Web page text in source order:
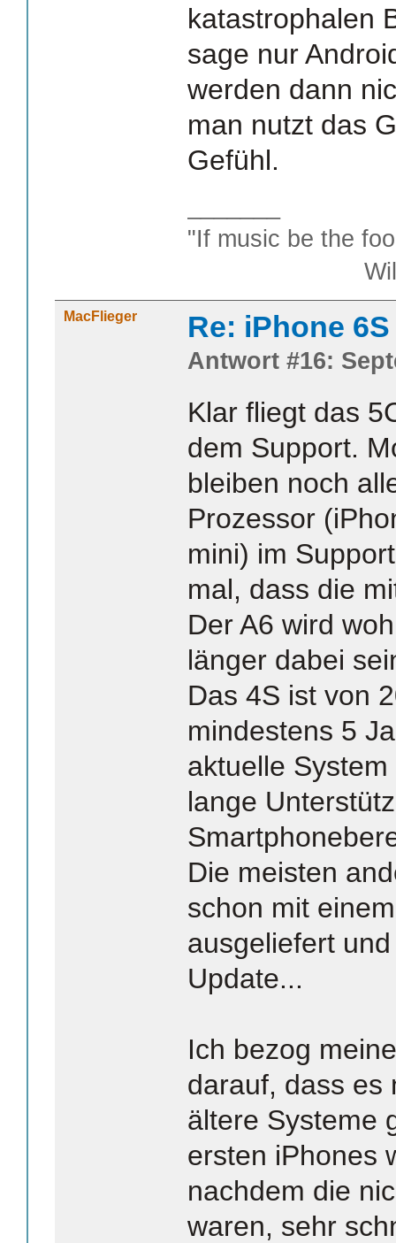
katastrophalen
sage nur
werden dann
man nutzt das
Gefühl.
"If music be the
William
MacFlieger Re: iPhone
Antwort #16:
Klar fliegt das
dem Support.
bleiben noch
Prozessor
mini) im
mal, dass die
Der A6 wird
länger dabei
Das 4S ist von
mindestens 5
aktuelle
lange
Die meisten
schon mit
ausgeliefert
Update...
Ich bezog
darauf, dass es
ältere Systeme
ersten iPhones
nachdem die
waren, sehr